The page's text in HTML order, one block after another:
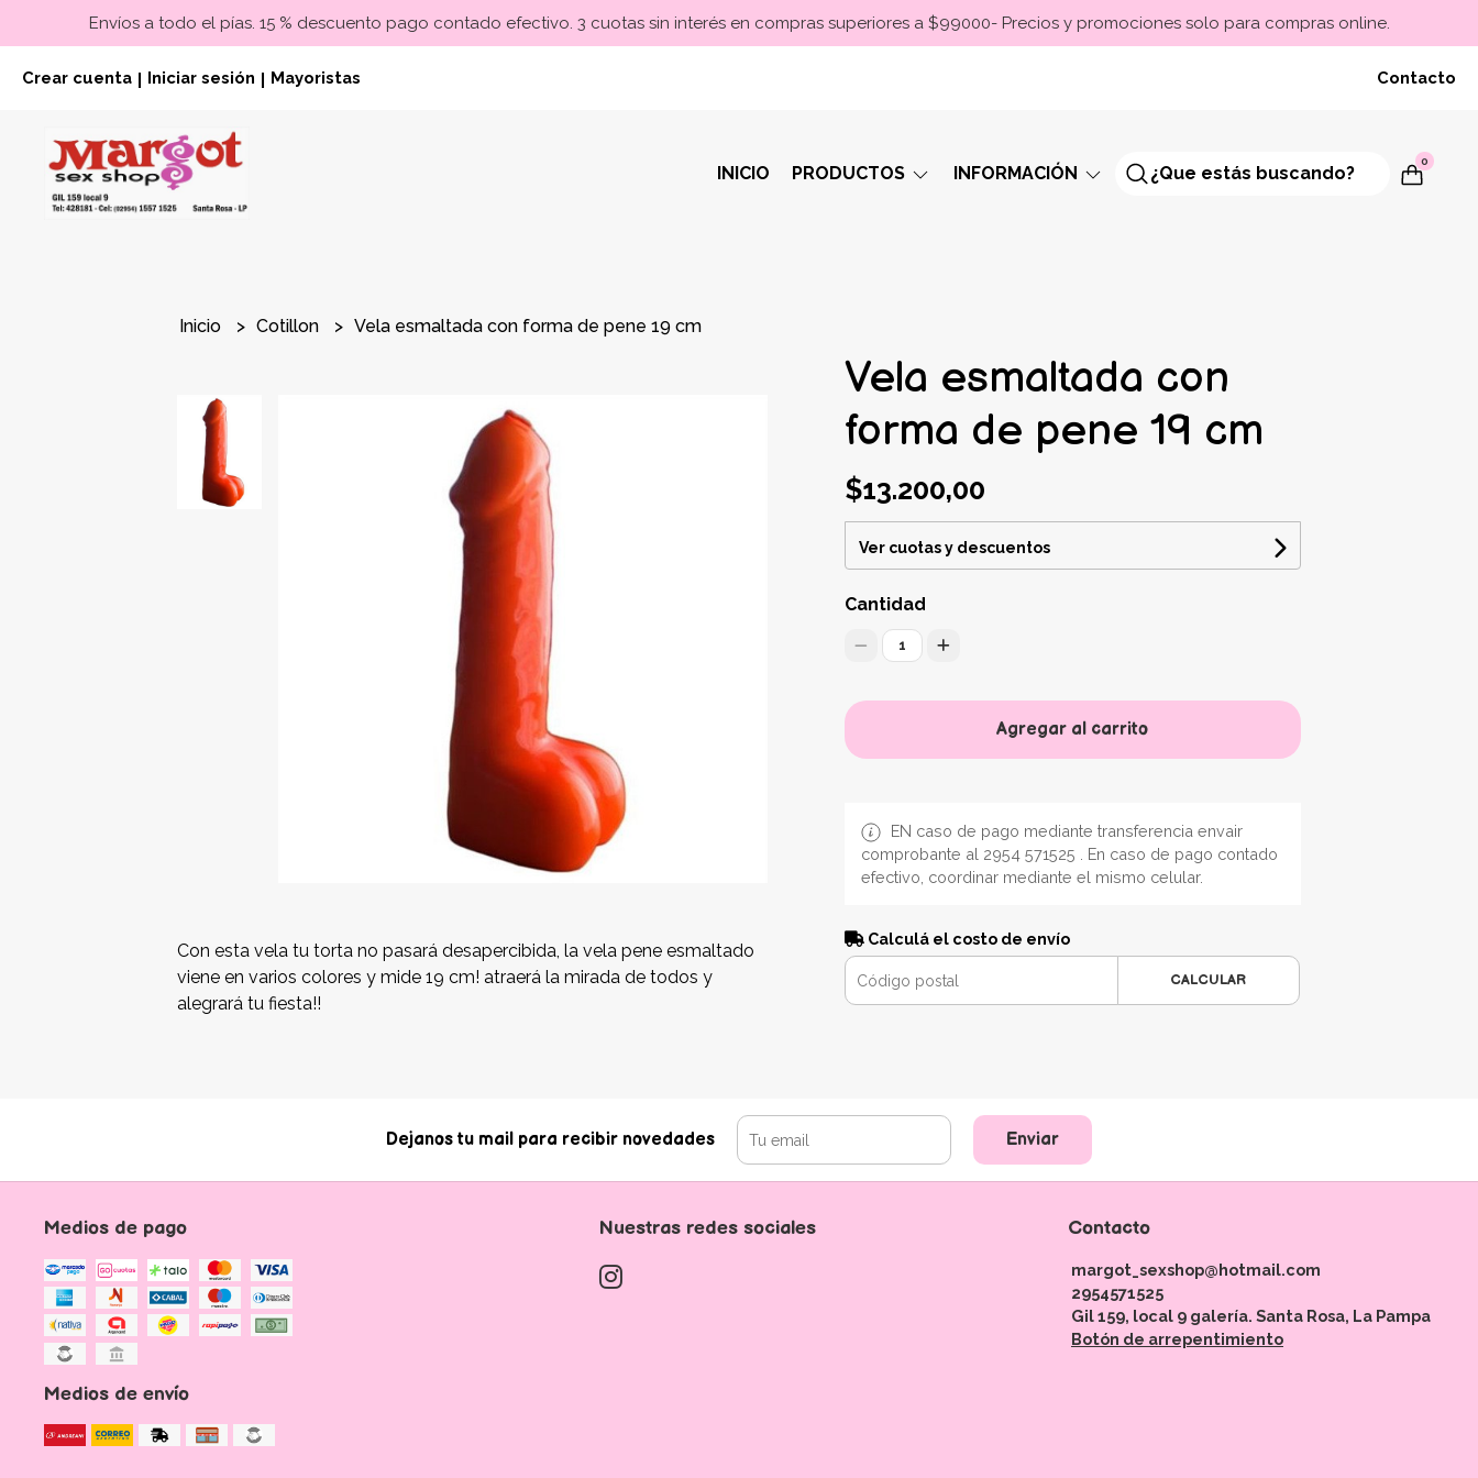
Envíos a todo el pías. 15 % descuento pago contado efectivo. 3 cuotas sin interés en compras superiores a $99000- Precios y promociones solo para compras online.
Crear cuenta Iniciar sesión Mayoristas Contacto
INICIO PRODUCTOS INFORMACIÓN
0
Inicio Cotillon Vela esmaltada con forma de pene 19 cm
Con esta vela tu torta no pasará desapercibida, la vela pene esmaltado
viene en varios colores y mide 19 cm! atraerá la mirada de todos y
alegrará tu fiesta!!
Vela esmaltada con
forma de pene 19 cm
$13.200,00
Ver cuotas y descuentos
Cantidad
1
Agregar al carrito
EN caso de pago mediante transferencia envair
comprobante al 2954 571525 . En caso de pago contado
efectivo, coordinar mediante el mismo celular.
Calculá el costo de envío
CALCULAR
Dejanos tu mail para recibir novedades Enviar
Medios de pago
Medios de envío
Nuestras redes sociales Contacto
margot_sexshop@hotmail.com
2954571525
Gil 159, local 9 galería. Santa Rosa, La Pampa
Botón de arrepentimiento